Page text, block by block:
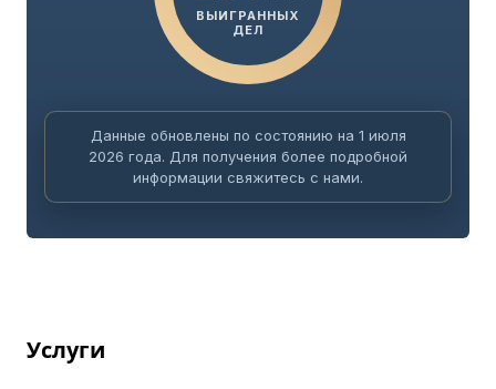
ВЫИГРАННЫХ
ДЕЛ
Данные обновлены по состоянию на 1 июля
2026 года. Для получения более подробной
информации свяжитесь с нами.
Услуги